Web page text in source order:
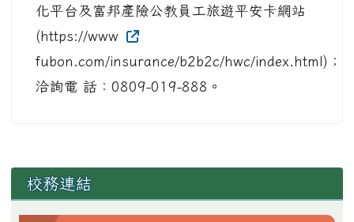
化平台及富邦產險公教員工旅遊平安卡網站
(https://www
fubon.com/insurance/b2b2c/hwc/index.html)；
洽詢電 話：0809-019-888。
左邊區域內容
校務連結